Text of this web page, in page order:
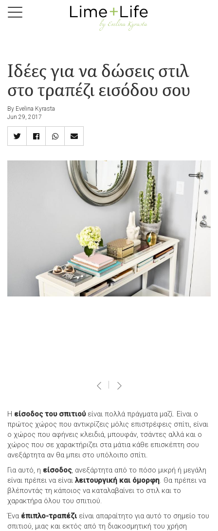
Skip
to
Ιδέες για να δώσεις στιλ
στο τραπέζι εισόδου σου
By Evelina Kyrasta
Jun 29, 2017
Η είσοδος του σπιτιούείναι πολλά πράγματα μαζί. Είναι ο
πρώτος χώρος που αντικρίζεις μόλις επιστρέφεις σπίτι, είναι
ο χώρος που αφήνεις κλειδιά, μπουφάν, τσάντες αλλά και ο
χώρος που σε χαρακτήριζει στα μάτια κάθε επισκέπτη σου
ανεξάρτητα αν θα μπει στο υπόλοιπο σπίτι.
Για αυτό, η είσοδος, ανεξάρτητα από το πόσο μικρή ή μεγάλη
είναι πρέπει να είναι λειτουργική και όμορφη. Θα πρέπει να
βλέποντάς τη κάποιος να καταλαβαίνει το στιλ και το
χαρακτήρα όλου του σπιτιού.
Ένα έπιπλο-τραπέζι είναι απαραίτητο για αυτό το σημείο του
σπιτιού, μιας και εκτός από τη διακοσμητική του χρήση